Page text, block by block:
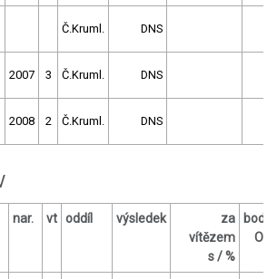
Č.Kruml. DNS
2007 3 Č.Kruml. DNS
2008 2 Č.Kruml. DNS
nar. vt oddíl výsledek
za
vítězem
s / %
body
OČ